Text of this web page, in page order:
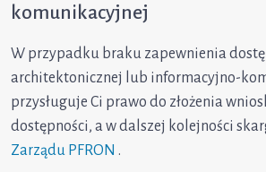
komunikacyjnej
W przypadku braku zapewnienia
architektonicznej lub informacyjno-
przysługuje Ci prawo do złożenia
dostępności, a w dalszej kolejności
Zarządu PFRON .